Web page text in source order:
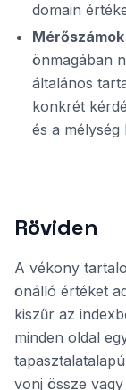
domain
önmagában
általános
konkrét
és a
Röviden
A vékony
önálló értéket
kiszűr az
minden oldal
vonj össze